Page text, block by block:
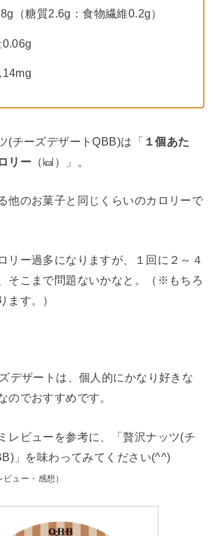
（糖質2.6g：食物繊維0.2g）
14mg
(チーズデザートQBB)は「 １個あた
リー （㎉）」。
他のお菓子と同じくらいのカロリーで
リー過多になりますが、１回に２～４
そこまで問題ないかなと。（※もちろ
ます。）
デザートは、個人的にかなり好きな
のでおすすめです。
レビューを参考に、「贅沢ナッツ(チ
」を味わってみてください(^^)
ュー・感想）